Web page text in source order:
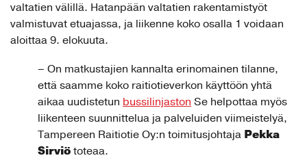
valtatien välillä. Hatanpään valtatien rakentamistyöt
valmistuvat etuajassa, ja liikenne koko osalla 1 voidaan
aloittaa 9. elokuuta.
– On matkustajien kannalta erinomainen tilanne,
että saamme koko raitiotieverkon käyttöön yhtä
aikaa uudistetun bussilinjaston Se helpottaa myös
liikenteen suunnittelua ja palveluiden viimeistelyä,
Tampereen Raitiotie Oy:n toimitusjohtaja Pekka
Sirviö toteaa.